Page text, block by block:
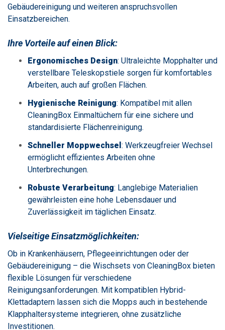
Gebäudereinigung und weiteren anspruchsvollen
Einsatzbereichen.
Ihre Vorteile auf einen Blick:
Ergonomisches Design: Ultraleichte Mopphalter und
verstellbare Teleskopstiele sorgen für komfortables
Arbeiten, auch auf großen Flächen.
Hygienische Reinigung: Kompatibel mit allen
CleaningBox Einmaltüchern für eine sichere und
standardisierte Flächenreinigung.
Schneller Moppwechsel : Werkzeugfreier Wechsel
ermöglicht effizientes Arbeiten ohne
Unterbrechungen.
Robuste Verarbeitung: Langlebige Materialien
gewährleisten eine hohe Lebensdauer und
Zuverlässigkeit im täglichen Einsatz.
Vielseitige Einsatzmöglichkeiten:
Ob in Krankenhäusern, Pflegeeinrichtungen oder der
Gebäudereinigung – die Wischsets von CleaningBox bieten
flexible Lösungen für verschiedene
Reinigungsanforderungen. Mit kompatiblen Hybrid-
Klettadaptern lassen sich die Mopps auch in bestehende
Klapphaltersysteme integrieren, ohne zusätzliche
Investitionen.